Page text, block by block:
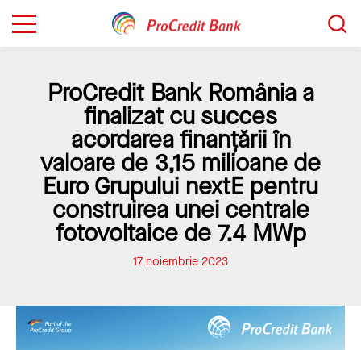
ProCredit Bank România a
finalizat cu succes
acordarea finanțării în
valoare de 3,15 milioane de
Euro Grupului nextE pentru
construirea unei centrale
fotovoltaice de 7.4 MWp
17 noiembrie 2023